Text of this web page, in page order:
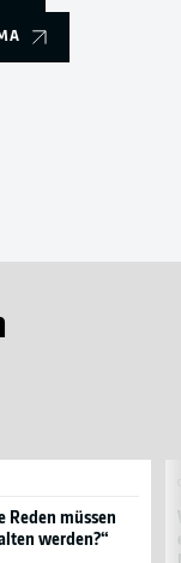
Reden müssen
werden?“